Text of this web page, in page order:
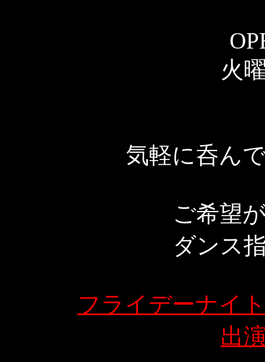
火
気軽に呑ん
ご希望
ダンス
フライデーナイ
出